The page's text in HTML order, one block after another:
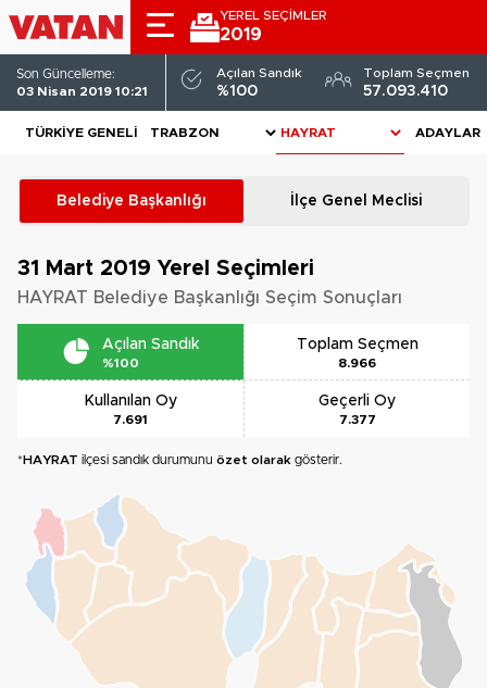
YEREL SEÇİMLER
2019
Son Güncelleme:
03 Nisan 2019 10:21
Açılan Sandık
%100
Toplam Seçmen
57.093.410
TÜRKIYE GENELI ADAYLAR
Belediye Başkanlığı İlçe Genel Meclisi
31 Mart 2019 Yerel Seçimleri
HAYRAT Belediye Başkanlığı Seçim Sonuçları
Açılan Sandık
%100
Toplam Seçmen
8.966
Kullanılan Oy
7.691
Geçerli Oy
7.377
*HAYRAT ilçesi sandık durumunu özet olarak gösterir.